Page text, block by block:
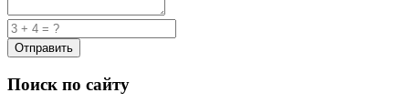
Поиск по сайту